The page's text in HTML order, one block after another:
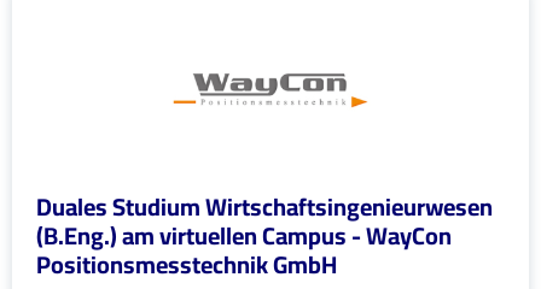
Duales Studium Wirtschaftsingenieurwesen
(B.Eng.) am virtuellen Campus - WayCon
Positionsmesstechnik GmbH